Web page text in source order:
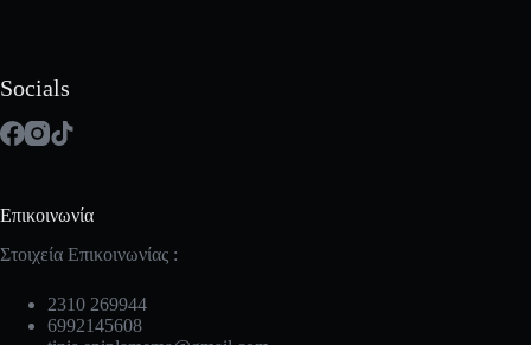
Socials
Επικοινωνία
Στοιχεία Επικοινωνίας :
2310 269944
6992145608